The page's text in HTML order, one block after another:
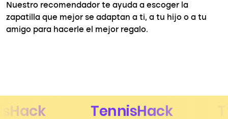
Nuestro recomendador te ayuda a escoger la
zapatilla que mejor se adaptan a ti, a tu hijo o a tu
amigo para hacerle el mejor regalo.